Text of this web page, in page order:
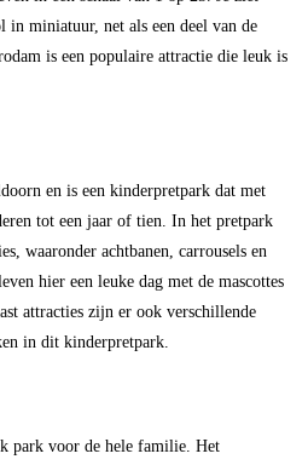
miniatuur, net als een deel van de
is een populaire attractie die leuk is
en is een kinderpretpark dat met
tot een jaar of tien. In het pretpark
waaronder achtbanen, carrousels en
hier een leuke dag met de mascottes
attracties zijn er ook verschillende
in dit kinderpretpark.
park voor de hele familie. Het